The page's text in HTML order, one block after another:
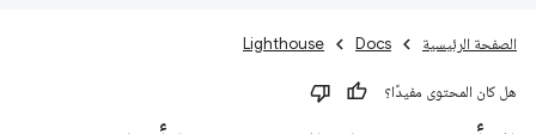
الصفحة الرئيسية Docs
Lighthouse
هل كان المحتوى مفيدًا؟